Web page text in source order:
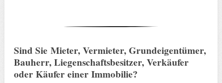
Sind Sie Mieter, Vermieter, Grundeigentümer,
Bauherr, Liegenschaftsbesitzer, Verkäufer
oder Käufer einer Immobilie?